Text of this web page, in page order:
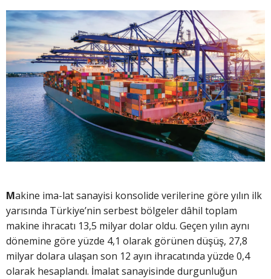
Makine ima-lat sanayisi konsolide verilerine göre yılın ilk
yarısında Türkiye’nin serbest bölgeler dâhil toplam
makine ihracatı 13,5 milyar dolar oldu. Geçen yılın aynı
dönemine göre yüzde 4,1 olarak görünen düşüş, 27,8
milyar dolara ulaşan son 12 ayın ihracatında yüzde 0,4
olarak hesaplandı. İmalat sanayisinde durgunluğun